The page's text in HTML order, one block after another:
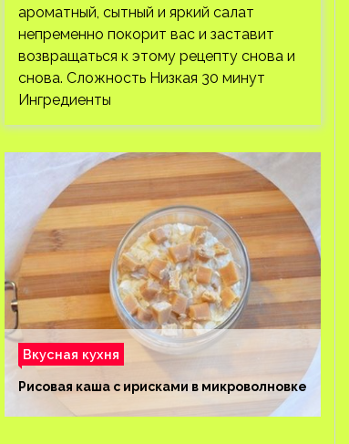
ароматный, сытный и яркий салат
непременно покорит вас и заставит
возвращаться к этому рецепту снова и
снова. Сложность Низкая 30 минут
Ингредиенты
Вкусная кухня
Рисовая каша с ирисками в микроволновке